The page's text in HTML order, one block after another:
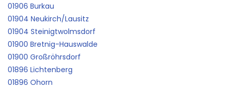
01906 Burkau
01904 Neukirch/Lausitz
01904 Steinigtwolmsdorf
01900 Bretnig-Hauswalde
01900 Großröhrsdorf
01896 Lichtenberg
01896 Ohorn